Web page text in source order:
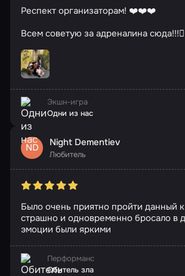
Респект организаторам! ❤️❤️❤️
Всем советую за адреналина
Экшн-игра
Одни из нас
ND Night Dementiev
Любитель
Было очень приятно пройти данный
страшно и одновременно бросало в
эмоции были яркими
Перформанс
Обитель зла